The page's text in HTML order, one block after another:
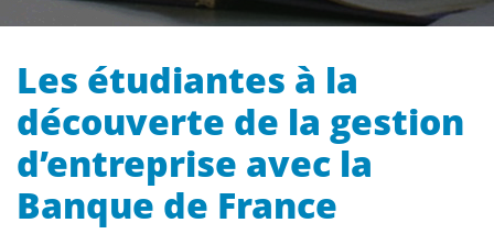
Les étudiantes à la
découverte de la gestion
d’entreprise avec la
Banque de France